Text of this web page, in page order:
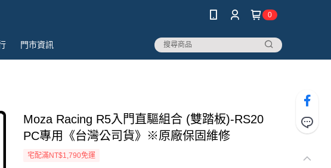
0
門市資訊
Moza Racing R5入門直驅組合 (雙踏板)-RS20
PC專用《台灣公司貨》※原廠保固維修
宅配滿NT$1,790免運